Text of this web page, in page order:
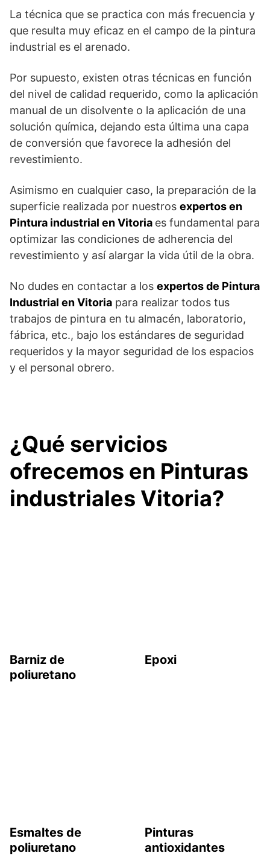
La técnica que se practica con más frecuencia y
que resulta muy eficaz en el campo de la pintura
industrial es el arenado.
Por supuesto, existen otras técnicas en función
del nivel de calidad requerido, como la aplicación
manual de un disolvente o la aplicación de una
solución química, dejando esta última una capa
de conversión que favorece la adhesión del
revestimiento.
Asimismo en cualquier caso, la preparación de la
superficie realizada por nuestros expertos en
Pintura industrial en Vitoria es fundamental para
optimizar las condiciones de adherencia del
revestimiento y así alargar la vida útil de la obra.
No dudes en contactar a los expertos de Pintura
Industrial en Vitoria para realizar todos tus
trabajos de pintura en tu almacén, laboratorio,
fábrica, etc., bajo los estándares de seguridad
requeridos y la mayor seguridad de los espacios
y el personal obrero.
¿Qué servicios
ofrecemos en Pinturas
industriales Vitoria?
Barniz de
poliuretano
Epoxi
Esmaltes de
poliuretano
Pinturas
antioxidantes